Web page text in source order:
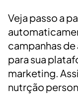
Veja passo a
campanhas
para sua
marketing.
nutrção